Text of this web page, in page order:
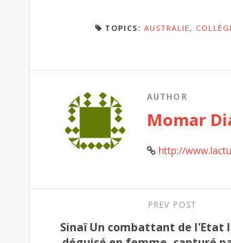
TOPICS: AUSTRALIE,
AUTHOR
Momar
http://
PREV POST
Sinaï Un combattant de l'Etat